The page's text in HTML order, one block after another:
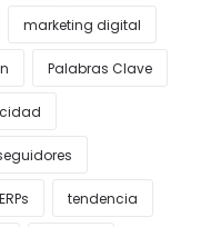
marketing digital
Palabras Clave
tendencia